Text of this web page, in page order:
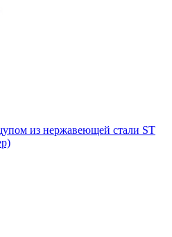
из нержавеющей стали ST